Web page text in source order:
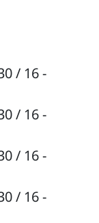
/ 16 -
/ 16 -
/ 16 -
/ 16 -